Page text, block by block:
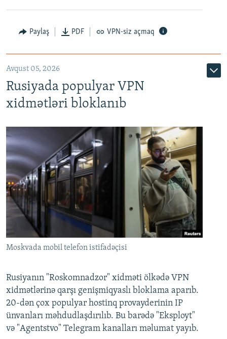
Paylaş PDF VPN-siz açmaq
Avqust 05, 2026
Rusiyada populyar VPN
xidmətləri bloklanıb
Moskvada mobil telefon istifadəçisi
Rusiyanın "Roskomnadzor" xidməti ölkədə VPN
xidmətlərinə qarşı genişmiqyaslı bloklama aparıb.
20-dən çox populyar hostinq provayderinin IP
ünvanları məhdudlaşdırılıb. Bu barədə "Eksployt"
və "Agentstvo" Telegram kanalları məlumat yayıb.